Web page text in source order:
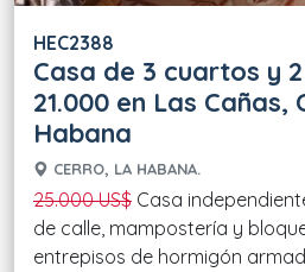
HEC2388
Casa de 3 cuartos y
21.000 en Las Cañas,
Habana
CERRO, LA HABANA.
25.000 US$ Casa
de calle, mampostería y
entrepisos de hormigón